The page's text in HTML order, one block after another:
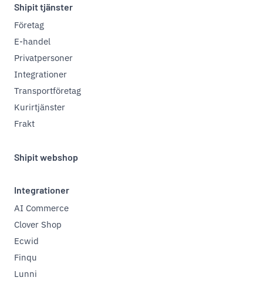
Shipit tjänster
Företag
E-handel
Privatpersoner
Integrationer
Transportföretag
Kurirtjänster
Frakt
Shipit webshop
Integrationer
AI Commerce
Clover Shop
Ecwid
Finqu
Lunni